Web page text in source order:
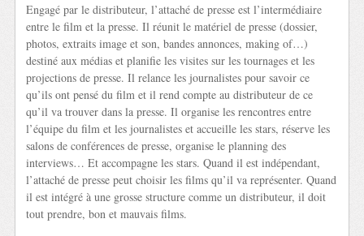
Engagé par le distributeur, l’attaché de presse est l’intermédiaire
entre le film et la presse. Il réunit le matériel de presse (dossier,
photos, extraits image et son, bandes annonces, making of…)
destiné aux médias et planifie les visites sur les tournages et les
projections de presse. Il relance les journalistes pour savoir ce
qu’ils ont pensé du film et il rend compte au distributeur de ce
qu’il va trouver dans la presse. Il organise les rencontres entre
l’équipe du film et les journalistes et accueille les stars, réserve les
salons de conférences de presse, organise le planning des
interviews… Et accompagne les stars. Quand il est indépendant,
l’attaché de presse peut choisir les films qu’il va représenter. Quand
il est intégré à une grosse structure comme un distributeur, il doit
tout prendre, bon et mauvais films.